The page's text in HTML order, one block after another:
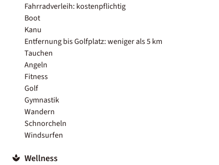
Fahrradverleih: kostenpflichtig
Boot
Kanu
Entfernung bis Golfplatz: weniger als 5 km
Tauchen
Angeln
Fitness
Golf
Gymnastik
Wandern
Schnorcheln
Windsurfen
Wellness